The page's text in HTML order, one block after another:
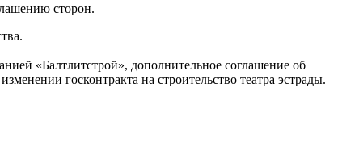
сторон.
«Балтлитстрой», дополнительное соглашение об
госконтракта на строительство театра эстрады.